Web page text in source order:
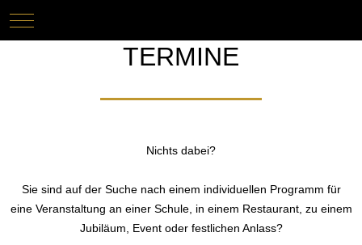
Mobile Menu Toggle
TERMINE
Nichts dabei?
Sie sind auf der Suche nach einem individuellen Programm für
eine Veranstaltung an einer Schule, in einem Restaurant, zu einem
Jubiläum, Event oder festlichen Anlass?